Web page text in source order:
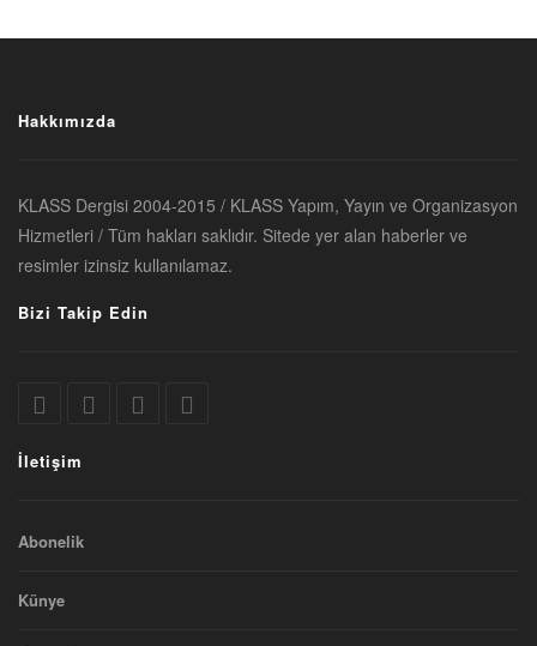
Hakkımızda
KLASS Dergisi 2004-2015 / KLASS Yapım, Yayın ve Organizasyon
Hizmetleri / Tüm hakları saklıdır. Sitede yer alan haberler ve
resimler izinsiz kullanılamaz.
Bizi Takip Edin
İletişim
Abonelik
Künye